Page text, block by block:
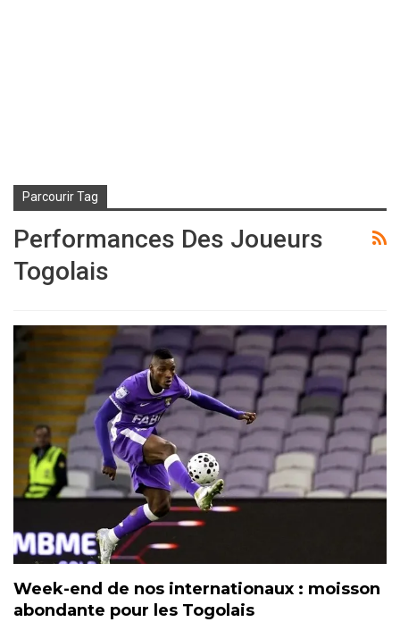
Parcourir Tag
Performances Des Joueurs
Togolais
Week-end de nos internationaux : moisson
abondante pour les Togolais